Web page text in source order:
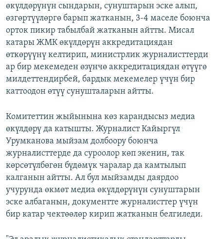
өкүлдөрүнүн сындарын, сунуштарын эске алып,
өзгөртүүлөргө барып жатканын, 3-4 маселе боюнча
орток пикир табылбай жатканын айтты. Мисал
катары ЖМК өкүлдөрүн аккредитациядан
өткөрүүнү келтирип, министрлик журналисттерди
ар бир мекемеден өзүнчө аккредитациядан өтүүгө
милдеттендирбей, бардык мекемелер үчүн бир
каттоодон өтүү сунушталарын айтты.
Комитеттин жыйынына көз карандысыз медиа
өкүлдөрү да катышты. Журналист Кайыргүл
Урумканова мыйзам долбоору боюнча
журналисттерде да суроолор көп экенин, так
көрсөтүлбөгөн бүдөмүк чаралар да камтылып
калганын айтты. Ал бул мыйзамды даярдоо
учурунда өкмөт медиа өкүлдөрүнүн сунуштарын
эске албаганын, документте журналисттер үчүн
бир катар чектөөлөр кирип жатканын белгиледи.